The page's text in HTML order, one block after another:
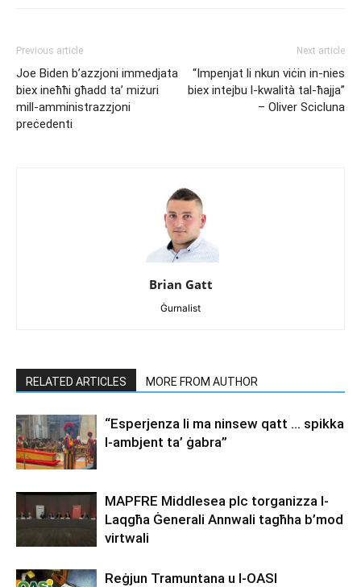
Previous article
Joe Biden b’azzjoni immedjata
biex ineħħi għadd ta’ miżuri
mill-amministrazzjoni
preċedenti
Next article
“Impenjat li nkun viċin in-nies
biex intejbu l-kwalità tal-ħajja”
– Oliver Scicluna
Brian Gatt
Ġurnalist
RELATED ARTICLES MORE FROM AUTHOR
“Esperjenza li ma ninsew qatt … spikka
l-ambjent ta’ ġabra”
MAPFRE Middlesea plc torganizza l-
Laqgħa Ġenerali Annwali tagħha b’mod
virtwali
Reġjun Tramuntana u l-OASI